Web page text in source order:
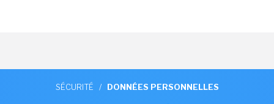
SÉCURITÉ / DONNÉES PERSONNELLES